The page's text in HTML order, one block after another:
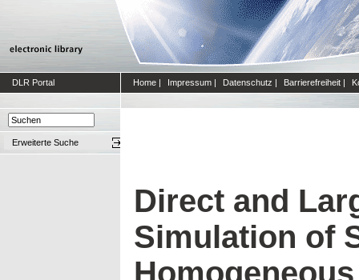
DLR Portal Home | Impressum | Datenschutz | Barrierefreiheit |
Erweiterte Suche
Direct and
Simulation of